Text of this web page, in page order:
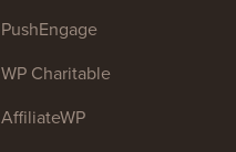
PushEngage
WP Charitable
AffiliateWP